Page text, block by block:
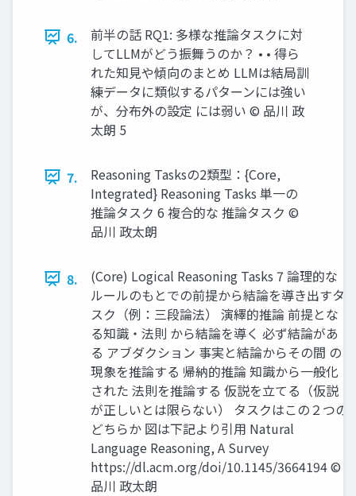
6.
前半の話 RQ1: 多様な推論タスクに対
してLLMがどう振舞うのか？ • • 得ら
れた知見や傾向のまとめ LLMは結局訓
練データに類似するパターンには強い
が、分布外の設定 には弱い © 品川 政
太朗 5
7.
Reasoning Tasksの2類型：{Core,
Integrated} Reasoning Tasks 単一の
推論タスク 6 複合的な 推論タスク ©
品川 政太朗
8.
(Core) Logical Reasoning Tasks 7 論理的な
ルールのもとでの前提から結論を導き出すタ
スク（例：三段論法） 演繹的推論 前提とな
る知識・法則 から結論を導く 必ず結論があ
る アブダクション 事実と結論からその間 の
現象を推論する 帰納的推論 知識から一般化
された 法則を推論する 仮説を立てる（仮説
が正しいとは限らない） タスクはこの２つの
どちらか 図は下記より引用 Natural
Language Reasoning, A Survey
https://dl.acm.org/doi/10.1145/3664194 ©
品川 政太朗